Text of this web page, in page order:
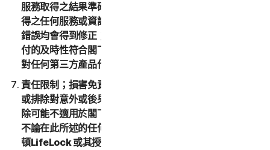
服務取得之結果準確或可靠；(IV) 閣下透過服務購買或取
得之任何服務或資訊符合閣下之預期；(V) 服務中之任何
錯誤均會得到修正；(VI) 在任何退款的支付方面，該等支
付的及時性符合閣下之預期。此外，諾頓LifeLock 不會
對任何第三方產品作出任何聲明或保證。
責任限制；損害免責聲明。某些州/省和國家不允許限制
或排除對意外或後果性損害的責任，因此下方的限制或排
除可能不適用於閣下。在適用法律允許的最大範圍內，且
不論在此所述的任何補償措施是否能達到其根本目的，諾
頓LifeLock 或其授權方將不在任何情況下就任何特殊、